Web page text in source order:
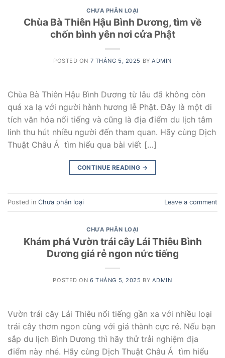
CHƯA PHÂN LOẠI
Chùa Bà Thiên Hậu Bình Dương, tìm về
chốn bình yên nơi cửa Phật
POSTED ON 7 THÁNG 5, 2025 BYADMIN
Chùa Bà Thiên Hậu Bình Dương từ lâu đã không còn
quá xa lạ với người hành hương lễ Phật. Đây là một di
tích văn hóa nổi tiếng và cũng là địa điểm du lịch tâm
linh thu hút nhiều người đến tham quan. Hãy cùng Dịch
Thuật Châu Á tìm hiểu qua bài viết […]
CONTINUE READING →
Posted in Chưa phân loại Leave a comment
CHƯA PHÂN LOẠI
Khám phá Vườn trái cây Lái Thiêu Bình
Dương giá rẻ ngon nức tiếng
POSTED ON6 THÁNG 5, 2025 BY ADMIN
Vườn trái cây Lái Thiêu nổi tiếng gần xa với nhiều loại
trái cây thơm ngon cùng với giá thành cực rẻ. Nếu bạn
sắp du lịch Bình Dương thì hãy thử trải nghiệm địa
điểm này nhé. Hãy cùng Dịch Thuật Châu Á tìm hiểu